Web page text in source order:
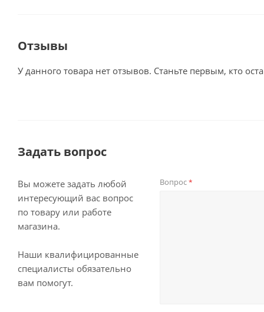
Отзывы
У данного товара нет отзывов. Станьте первым, кто
Задать вопрос
Вы можете задать любой
интересующий вас вопрос
по товару или работе
магазина.
Наши квалифицированные
специалисты обязательно
вам помогут.
Вопрос*